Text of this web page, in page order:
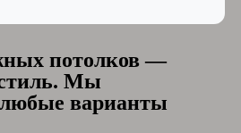
потолков —
Мы
варианты